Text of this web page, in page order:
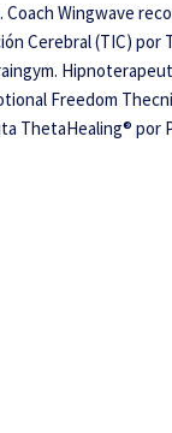
Wingwave
Cerebral (TIC) por
Freedom
ThetaHealing® por